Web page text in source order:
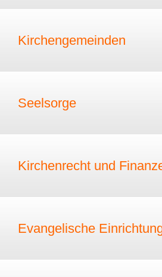
Kirchengemeinden
Seelsorge
Kirchenrecht und
Evangelische